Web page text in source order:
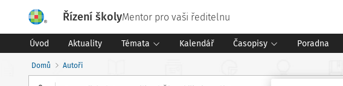
Řízení školyMentor pro vaši ředitelnu
Úvod Aktuality Témata Kalendář Časopisy Poradna
Domů Autoři